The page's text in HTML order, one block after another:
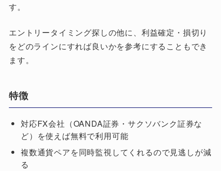
す。
エントリータイミング探しの他に、利益確定・損切り
をどのラインにすれば良いかを参考にすることもでき
ます。
特徴
対応FX会社（OANDA証券・サクソバンク証券な
ど）を使えば無料で利用可能
複数通貨ペアを同時監視してくれるので見逃しが減
る